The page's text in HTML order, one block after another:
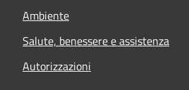
Ambiente
Salute, benessere e assistenza
Autorizzazioni